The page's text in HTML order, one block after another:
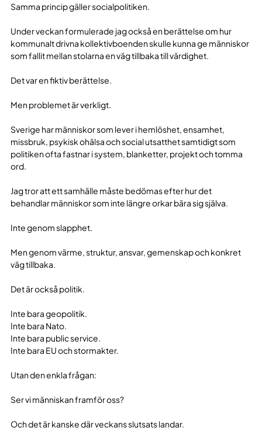
Samma princip gäller socialpolitiken.
Under veckan formulerade jag också en berättelse om hur
kommunalt drivna kollektivboenden skulle kunna ge människor
som fallit mellan stolarna en väg tillbaka till värdighet.
Det var en fiktiv berättelse.
Men problemet är verkligt.
Sverige har människor som lever i hemlöshet, ensamhet,
missbruk, psykisk ohälsa och social utsatthet samtidigt som
politiken ofta fastnar i system, blanketter, projekt och tomma
ord.
Jag tror att ett samhälle måste bedömas efter hur det
behandlar människor som inte längre orkar bära sig själva.
Inte genom slapphet.
Men genom värme, struktur, ansvar, gemenskap och konkret
väg tillbaka.
Det är också politik.
Inte bara geopolitik.
Inte bara Nato.
Inte bara public service.
Inte bara EU och stormakter.
Utan den enkla frågan:
Ser vi människan framför oss?
Och det är kanske där veckans slutsats landar.